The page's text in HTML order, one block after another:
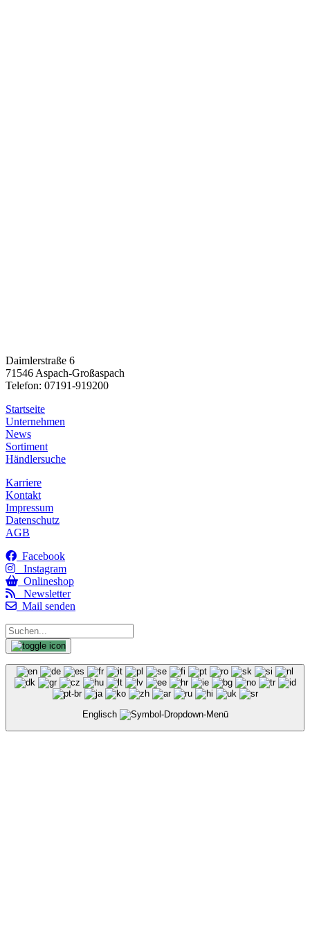
Daimlerstraße 6
71546 Aspach-Großaspach
Telefon: 07191-919200
Startseite
Unternehmen
News
Sortiment
Händlersuche
Karriere
Kontakt
Impressum
Datenschutz
AGB
Facebook
Instagram
Onlineshop
Newsletter
Mail senden
Englisch